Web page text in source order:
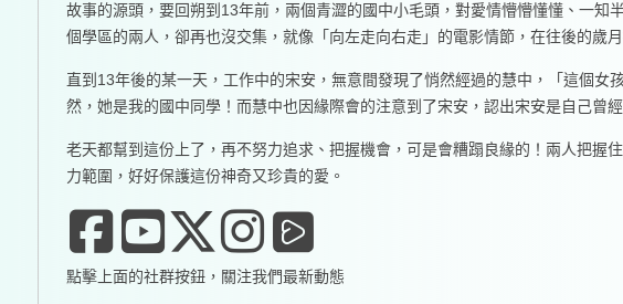
故事的源頭，要回朔到13年前，兩個青澀的國中小毛頭，對愛情懵懵懂懂、一
個學區的兩人，卻再也沒交集，就像「向左走向右走」的電影情節，在往後的歲
直到13年後的某一天，工作中的宋安，無意間發現了悄然經過的慧中，「這個
然，她是我的國中同學！而慧中也因緣際會的注意到了宋安，認出宋安是自己曾
老天都幫到這份上了，再不努力追求、把握機會，可是會糟蹋良緣的！兩人把
力範圍，好好保護這份神奇又珍貴的愛。
點擊上面的社群按鈕，關注我們最新動態